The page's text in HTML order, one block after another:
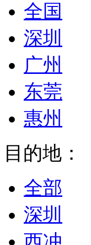
全国
深圳
广州
东莞
惠州
目的地：
全部
深圳